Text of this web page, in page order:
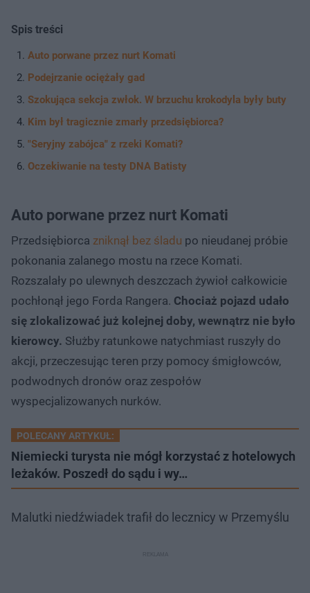
Spis treści
Auto porwane przez nurt Komati
Podejrzanie ociężały gad
Szokująca sekcja zwłok. W brzuchu krokodyla były buty
Kim był tragicznie zmarły przedsiębiorca?
"Seryjny zabójca" z rzeki Komati?
Oczekiwanie na testy DNA Batisty
Auto porwane przez nurt Komati
Przedsiębiorca zniknął bez śladu po nieudanej próbie
pokonania zalanego mostu na rzece Komati.
Rozszalały po ulewnych deszczach żywioł całkowicie
pochłonął jego Forda Rangera. Chociaż pojazd udało
się zlokalizować już kolejnej doby, wewnątrz nie było
kierowcy. Służby ratunkowe natychmiast ruszyły do
akcji, przeczesując teren przy pomocy śmigłowców,
podwodnych dronów oraz zespołów
wyspecjalizowanych nurków.
POLECANY ARTYKUŁ:
Niemiecki turysta nie mógł korzystać z hotelowych
leżaków. Poszedł do sądu i wy…
Malutki niedźwiadek trafił do lecznicy w Przemyślu